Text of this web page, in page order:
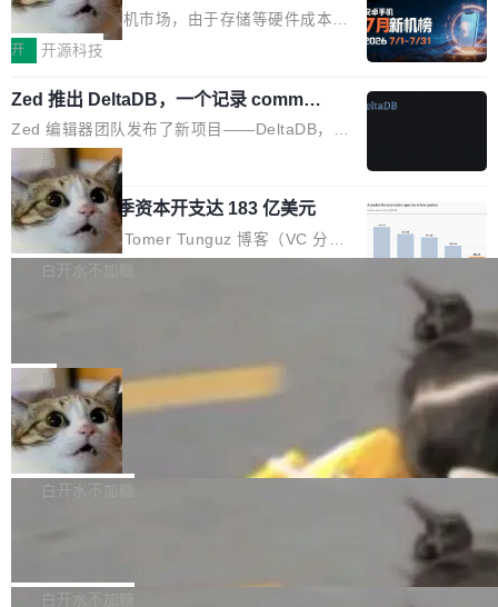
变体：Switchable...
那个创业公司。不同的是，这次它构建在 Cloudf
lare Workers 上——我花了九年时间搭建的平台
——并且深度集成了 AI。这基本上是我十年秘密
计划的顶峰。 十年前，Ken...
数据库，按名称寻址，复制到你自己的 S3 兼容
存储库里。节点之间只通过这个存储库协调——
个小型数据库，应用天然按分片构建，单个数据
库的竞争和爆炸半径问题在设计层面就被消除
了。 闲置的 cell 会休眠到几乎不占资源。当 cel
l 迁移或唤醒时，新宿主从 S3 恢复 SQLite 数据
库继续执行。存储库是持久化的唯一真相...
性能、流畅双第一，三星Galaxy Z系列
新折叠缺席
2026年7月的手机市场，由于存储等硬件成本暴
增，手机厂商的日子也不好过啊，新机速度明显
高价的三星折叠（三星Galaxy Z Fold8 Ultra / Z
Fold8 / Z Flip8）外，其余要么是中低端机器，
例如iQOO Z11i、REDMI Note 17、REDMI No
te 17 Pro、OPPO K15，要么是vivo X300 E这
样的次旗舰。 Galaxy Z Fold8 Ultra / Z Fold8 /
Z Flip8三款折叠屏新机均在7月22日发布，且全
部搭载骁龙8 Elite Gen5 for Galaxy，它们本该
开 开源科技
Zed 推出 DeltaDB，一个记录 commit
之间所有操作的版本控制系统
Zed 编辑器团队发布了新项目——DeltaDB，一
个在 git commit 之间记录每一次编辑操作的版
本控制系统。目前处于 Early Access 阶段。 De
ltaDB 的核心思路直接写在 landing page 最显
眼的位置：「Software is made between com
mits」——软件是在 commit 之间写出来的。git
是把这段空隙补上。 回退到任何一次编辑：Delt
aDB 捕获 commit 之间的每一次操作，...
局
SpaceXAI 单季资本开支达 183 亿美元
根据风险投资人Tomer Tunguz 博客（VC 分
析）披露的最新分析与第二季度业绩报告，Spac
微软同期总资本开支的四成。 与亚马逊、Alpha
bet、微软以及 Meta 等传统科技巨头相比，Spa
ceXAI的资金消耗速度尤为引人瞩目。然而，支
撑庞大支出的资金来源却呈现出截然不同的面
貌。数据显示，微软和 Meta 主要依托充沛的经
白开水不加糖
一个在终端里运行的编程 agent；Muse Spark
1.2，驱动这个 agent 的新模型。一句话概括：
你可以用 curl -fsSL https://dev.meta.ai/install.
sh | bash 安装一个能在大项目里自动规划、写
代码、验证结果的 AI 终端工具。 据介绍，Muse
个主 agent 循环，外加一组后台 agent。这些后
局
美团开源 LoHoSearch，用知识图谱校
准 AI 能力认知
机器出题的前提，是让机器拥有全局视野。整个
构建流程可以分为四个环节：建图 → 控制难度
白开水不加糖
库，并将作为transport接入Mooncake TENT。
白开水不加糖